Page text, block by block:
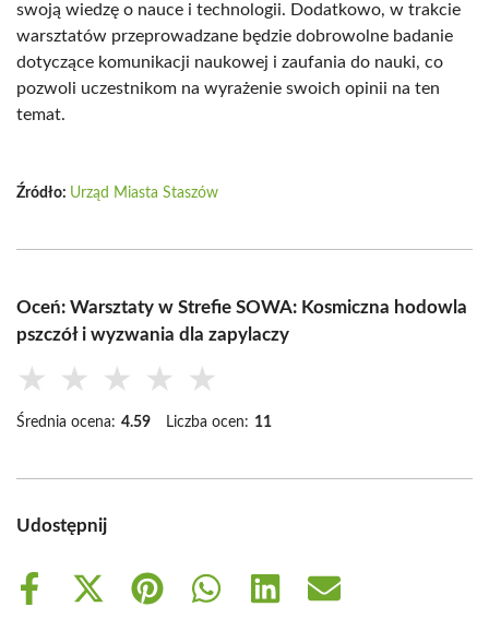
swoją wiedzę o nauce i technologii. Dodatkowo, w trakcie
warsztatów przeprowadzane będzie dobrowolne badanie
dotyczące komunikacji naukowej i zaufania do nauki, co
pozwoli uczestnikom na wyrażenie swoich opinii na ten
temat.
Źródło: Urząd Miasta Staszów
Oceń: Warsztaty w Strefie SOWA: Kosmiczna hodowla
pszczół i wyzwania dla zapylaczy
★ ★ ★ ★ ★
Średnia ocena: 4.59 Liczba ocen: 11
Udostępnij
Share
Share
Share
Share
Share
Share